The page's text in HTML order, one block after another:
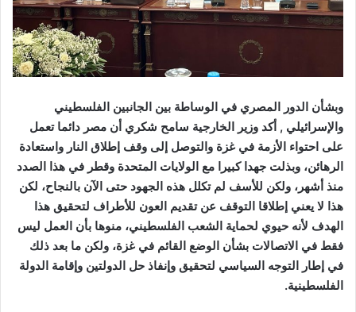
وبشأن الدور المصري في الوساطة بين الجانبين الفلسطيني
والإسرائيلي , أكد وزير الخارجية سامح شكري أن مصر دائما تعمل
على احتواء الأزمة في غزة والتوصل إلى وقف إطلاق النار واستعادة
الرهائن، وبذلت جهدا كبيرا مع الولايات المتحدة وقطر في هذا الصدد
منذ أشهر، ولكن للأسف لم تكلل هذه الجهود حتى الآن بالنجاح، لكن
هذا لا يعني إطلاقا التوقف عن تقديم العون للأطراف لتحقيق هذا
الهدف لأنه حيوي لحماية الشعب الفلسطيني، منوها بأن العمل ليس
فقط في الاتصالات بشأن الوضع القائم في غزة، ولكن ما بعد ذلك
في إطار التوجه السياسي لتحقيق وإنفاذ حل الدولتين وإقامة الدولة
الفلسطينية.